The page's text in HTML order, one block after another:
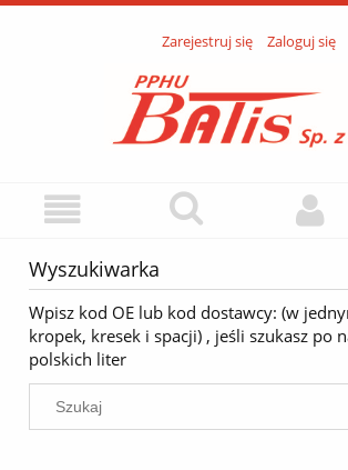
Zarejestruj się Zaloguj się
Wyszukiwarka
Wpisz kod OE lub kod dostawcy: (w
kropek, kresek i spacji) , jeśli szukasz po
polskich liter